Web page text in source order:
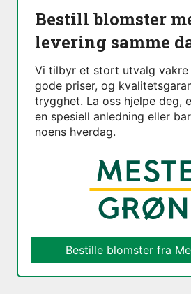
Bestill blomster
levering samme
Vi tilbyr et stort utvalg
gode priser, og
trygghet. La oss hjelpe deg,
en spesiell anledning eller
noens hverdag.
Bestille blomster fra